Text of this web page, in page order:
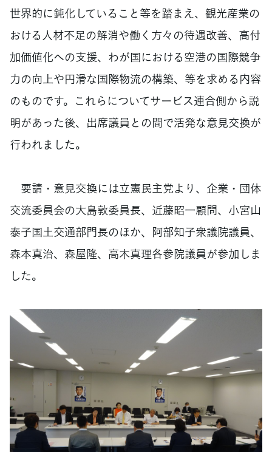
世界的に鈍化していること等を踏まえ、観光産業の
おける人材不足の解消や働く方々の待遇改善、高付
加価値化への支援、わが国における空港の国際競争
力の向上や円滑な国際物流の構築、等を求める内容
のものです。これらについてサービス連合側から説
明があった後、出席議員との間で活発な意見交換が
行われました。
要請・意見交換には立憲民主党より、企業・団体
交流委員会の大島敦委員長、近藤昭一顧問、小宮山
泰子国土交通部門長のほか、阿部知子衆議院議員、
森本真治、森屋隆、高木真理各参院議員が参加しま
した。